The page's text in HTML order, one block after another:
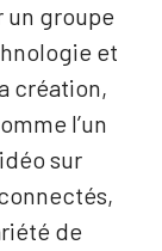
un groupe
et
création,
l’un
sur
de